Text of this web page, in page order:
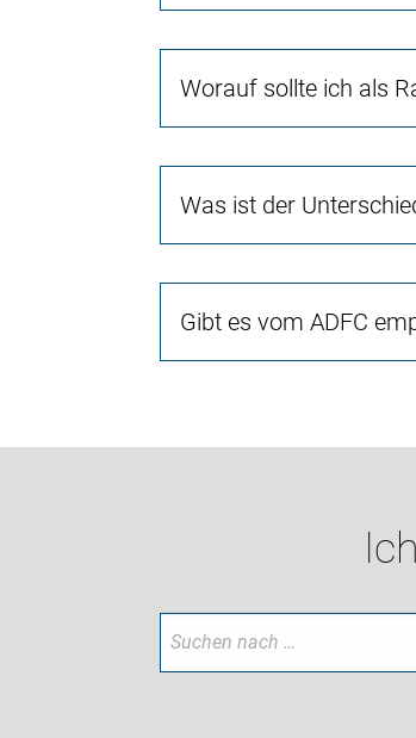
Worauf sollte ich als
Was ist der
Gibt es vom ADFC